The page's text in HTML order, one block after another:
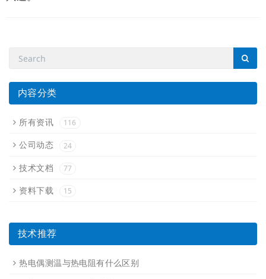
内容分类
所有资讯 116
公司动态 24
技术文档 77
资料下载 15
技术推荐
热电偶测温与热电阻有什么区别